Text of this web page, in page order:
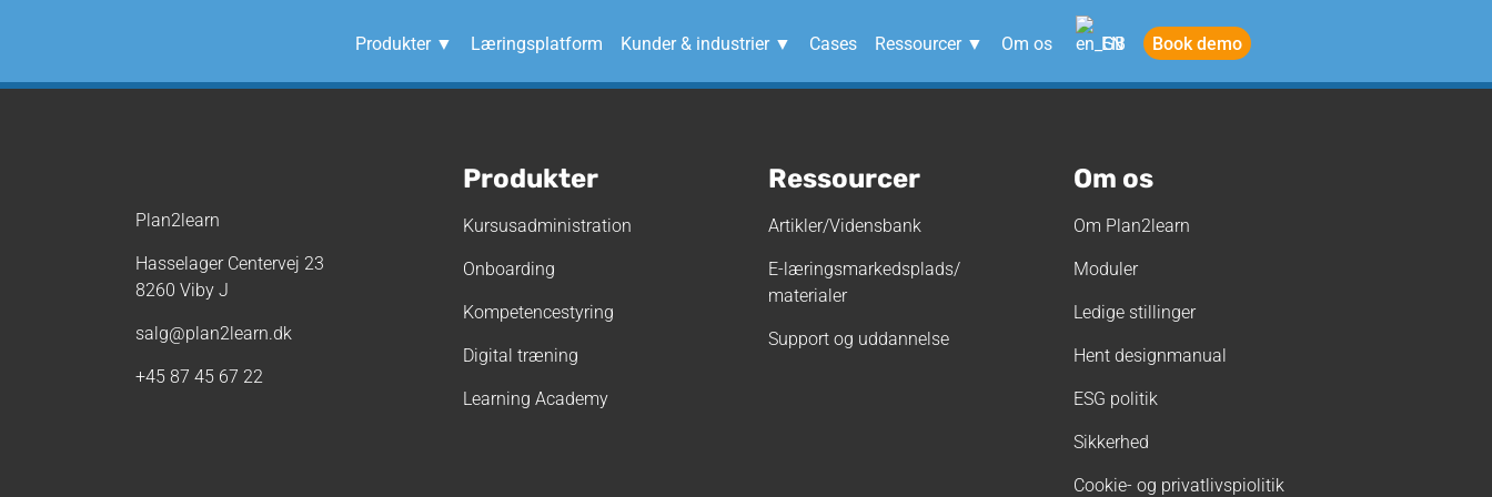
Produkter ▼ Læringsplatform Kunder & industrier ▼ Cases Ressourcer ▼ Om os EN Book demo
Plan2learn
Hasselager Centervej 23
8260 Viby J
salg@plan2learn.dk
+45 87 45 67 22
Produkter
Kursusadministration
Onboarding
Kompetencestyring
Digital træning
Learning Academy
Ressourcer
Artikler/Vidensbank
E-læringsmarkedsplads/
materialer
Support og uddannelse
Om os
Om Plan2learn
Moduler
Ledige stillinger
Hent designmanual
ESG politik
Sikkerhed
Cookie- og privatlivspiolitik